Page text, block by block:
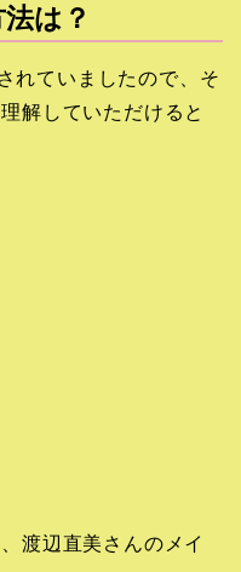
は？
れていましたので、そ
解していただけると
渡辺直美さんのメイ